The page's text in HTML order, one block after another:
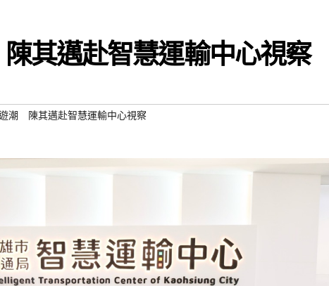
其邁赴智慧運輸中心視察
潮 陳其邁赴智慧運輸中心視察